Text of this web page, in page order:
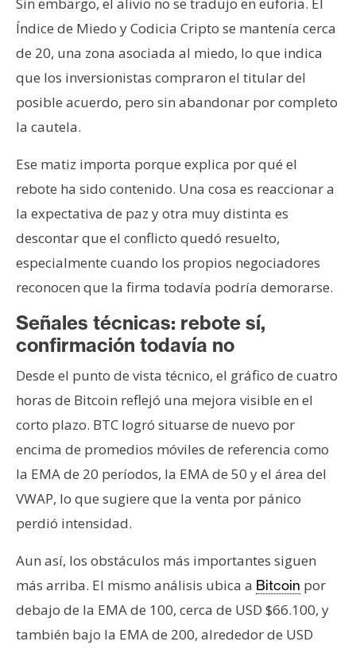
Índice de Miedo y Codicia Cripto se mantenía cerca
de 20, una zona asociada al miedo, lo que indica
que los inversionistas compraron el titular del
posible acuerdo, pero sin abandonar por completo
la cautela.
Ese matiz importa porque explica por qué el
rebote ha sido contenido. Una cosa es reaccionar a
la expectativa de paz y otra muy distinta es
descontar que el conflicto quedó resuelto,
especialmente cuando los propios negociadores
reconocen que la firma todavía podría demorarse.
Señales técnicas: rebote sí,
confirmación todavía no
Desde el punto de vista técnico, el gráfico de cuatro
horas de Bitcoin reflejó una mejora visible en el
corto plazo. BTC logró situarse de nuevo por
encima de promedios móviles de referencia como
la EMA de 20 períodos, la EMA de 50 y el área del
VWAP, lo que sugiere que la venta por pánico
perdió intensidad.
Aun así, los obstáculos más importantes siguen
más arriba. El mismo análisis ubica a Bitcoin por
debajo de la EMA de 100, cerca de USD $66.100, y
también bajo la EMA de 200, alrededor de USD